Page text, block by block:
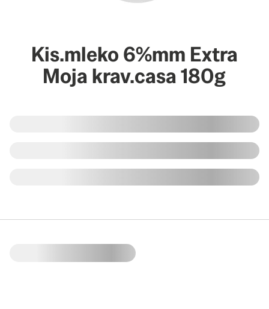
Kis.mleko 6%mm Extra
Moja krav.casa 180g